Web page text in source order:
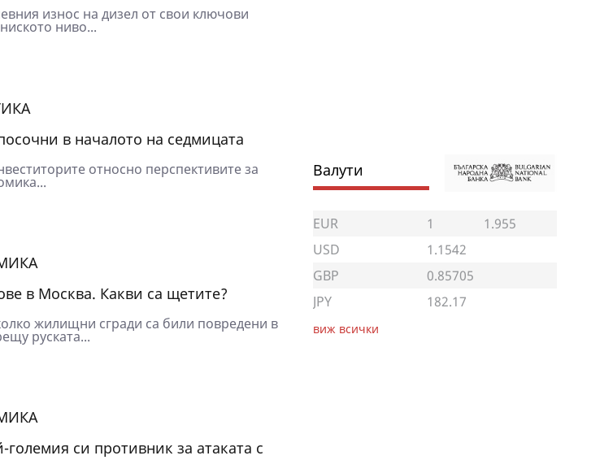
износ на дизел от свои ключови
ниво...
в началото на седмицата
относно перспективите за
в Москва. Какви са щетите?
жилищни сгради са били повредени в
руската...
си противник за атаката с
Валути
EUR 1
1.955
USD
1.1542
GBP
0.85705
JPY
182.17
виж всички